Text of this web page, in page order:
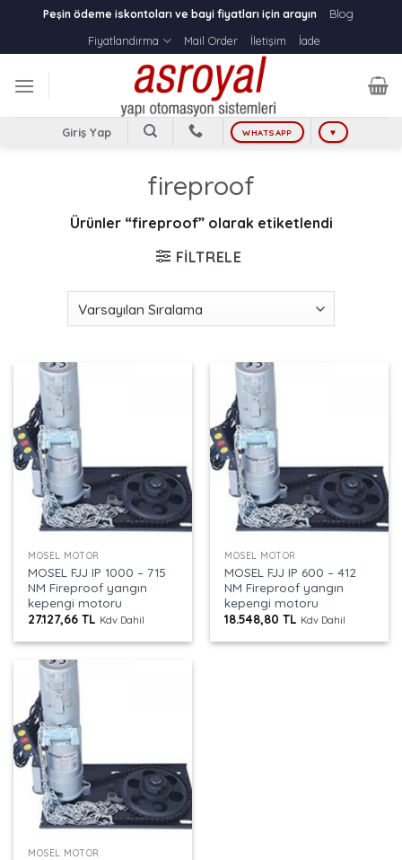
content
Peşin ödeme iskontoları ve bayi fiyatları için arayın
Blog
Fiyatlandırma
Mail Order İletişim İade
Giriş Yap WHATSAPP ♥
fireproof
Ürünler “fireproof” olarak etiketlendi
FILTRELE
MOSEL MOTOR
MOSEL FJJ IP 1000 – 715
NM Fireproof yangın
kepengi motoru
27.127,66TL Kdv Dahil
MOSEL MOTOR
MOSEL FJJ IP 600 – 412
NM Fireproof yangın
kepengi motoru
18.548,80TL Kdv Dahil
MOSEL MOTOR